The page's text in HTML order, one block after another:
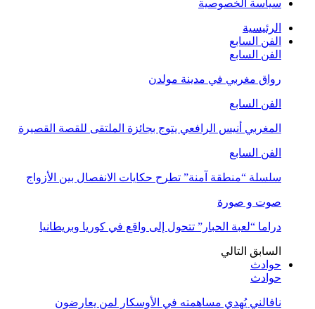
سياسة الخصوصية
الرئيسية
الفن السابع
الفن السابع
رواق مغربي في مدينة مولدن
الفن السابع
المغربي أنيس الرافعي يتوج بجائزة الملتقى للقصة القصيرة
الفن السابع
سلسلة “منطقة آمنة” تطرح حكايات الانفصال بين الأزواج
صوت و صورة
دراما “لعبة الحبار” تتحول إلى واقع في كوريا وبريطانيا
السابق التالي
حوادث
حوادث
نافالني يُهدي مساهمته في الأوسكار لمن يعارضون